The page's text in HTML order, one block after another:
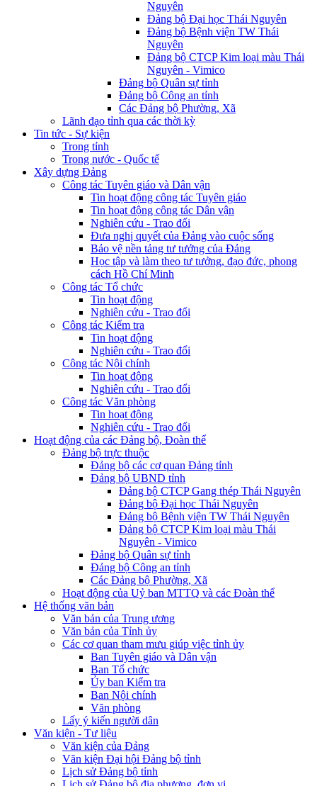
Nguyên
Đảng bộ Đại học Thái Nguyên
Đảng bộ Bệnh viện TW Thái
Nguyên
Đảng bộ CTCP Kim loại màu Thái
Nguyên - Vimico
Đảng bộ Quân sự tỉnh
Đảng bộ Công an tỉnh
Các Đảng bộ Phường, Xã
Lãnh đạo tỉnh qua các thời kỳ
Tin tức - Sự kiện
Trong tỉnh
Trong nước - Quốc tế
Xây dựng Đảng
Công tác Tuyên giáo và Dân vận
Tin hoạt động công tác Tuyên giáo
Tin hoạt động công tác Dân vận
Nghiên cứu - Trao đổi
Đưa nghị quyết của Đảng vào cuộc sống
Bảo vệ nền tảng tư tưởng của Đảng
Học tập và làm theo tư tưởng, đạo đức, phong
cách Hồ Chí Minh
Công tác Tổ chức
Tin hoạt động
Nghiên cứu - Trao đổi
Công tác Kiểm tra
Tin hoạt động
Nghiên cứu - Trao đổi
Công tác Nội chính
Tin hoạt động
Nghiên cứu - Trao đổi
Công tác Văn phòng
Tin hoạt động
Nghiên cứu - Trao đổi
Hoạt động của các Đảng bộ, Đoàn thể
Đảng bộ trực thuộc
Đảng bộ các cơ quan Đảng tỉnh
Đảng bộ UBND tỉnh
Đảng bộ CTCP Gang thép Thái Nguyên
Đảng bộ Đại học Thái Nguyên
Đảng bộ Bệnh viện TW Thái Nguyên
Đảng bộ CTCP Kim loại màu Thái
Nguyên - Vimico
Đảng bộ Quân sự tỉnh
Đảng bộ Công an tỉnh
Các Đảng bộ Phường, Xã
Hoạt động của Uỷ ban MTTQ và các Đoàn thể
Hệ thống văn bản
Văn bản của Trung ương
Văn bản của Tỉnh ủy
Các cơ quan tham mưu giúp việc tỉnh ủy
Ban Tuyên giáo và Dân vận
Ban Tổ chức
Ủy ban Kiểm tra
Ban Nội chính
Văn phòng
Lấy ý kiến người dân
Văn kiện - Tư liệu
Văn kiện của Đảng
Văn kiện Đại hội Đảng bộ tỉnh
Lịch sử Đảng bộ tỉnh